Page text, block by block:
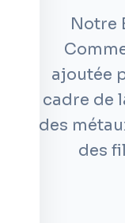
Notre
ajoutée
cadre de
des
des